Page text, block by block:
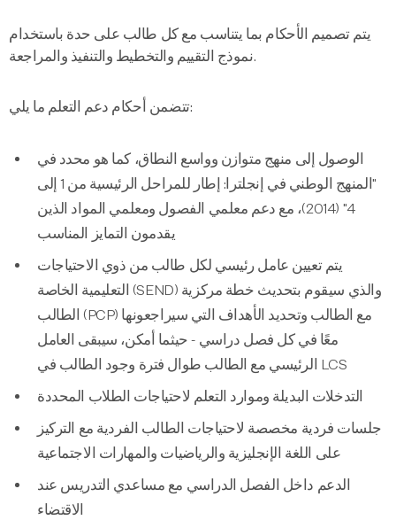
يتم تصميم الأحكام بما يتناسب مع كل طالب على حدة باستخدام
نموذج التقييم والتخطيط والتنفيذ والمراجعة.
تتضمن أحكام دعم التعلم ما يلي:
الوصول إلى منهج متوازن وواسع النطاق، كما هو محدد في
"المنهج الوطني في إنجلترا: إطار للمراحل الرئيسية من 1 إلى
4" (2014)، مع دعم معلمي الفصول ومعلمي المواد الذين
يقدمون التمايز المناسب
يتم تعيين عامل رئيسي لكل طالب من ذوي الاحتياجات
التعليمية الخاصة (SEND) والذي سيقوم بتحديث خطة مركزية
الطالب (PCP) مع الطالب وتحديد الأهداف التي سيراجعونها
معًا في كل فصل دراسي - حيثما أمكن، سيبقى العامل
الرئيسي مع الطالب طوال فترة وجود الطالب في LCS
التدخلات البديلة وموارد التعلم لاحتياجات الطلاب المحددة
جلسات فردية مخصصة لاحتياجات الطالب الفردية مع التركيز
على اللغة الإنجليزية والرياضيات والمهارات الاجتماعية
الدعم داخل الفصل الدراسي مع مساعدي التدريس عند
الاقتضاء